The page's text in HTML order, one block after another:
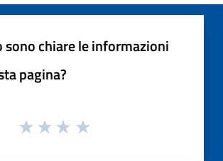
sono chiare le informazioni
pagina?